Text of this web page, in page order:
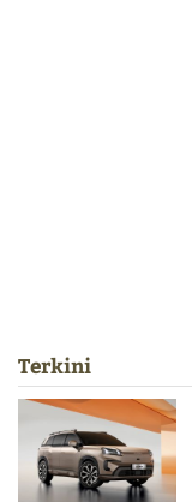
Terkini